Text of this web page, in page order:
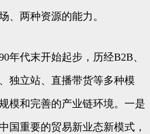
、两种资源的能力。
年代末开始起步，历经B2B、
独立站、直播带货等多种模
模和完善的产业链环境。一是
国重要的贸易新业态新模式，